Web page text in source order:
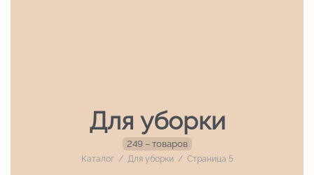
Для уборки
249 – товаров
Каталог / Для уборки / Страница 5